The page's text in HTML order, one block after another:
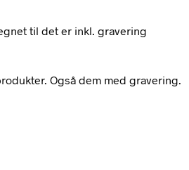
til det er inkl. gravering
Også dem med gravering.